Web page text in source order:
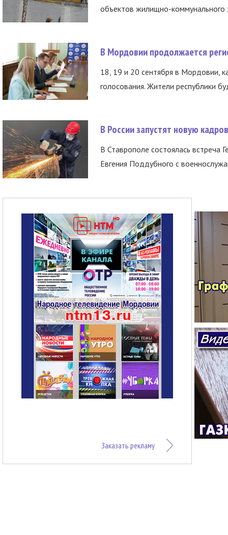
объектов жилищно-коммунального
В Мордовии продолжается
18, 19 и 20 сентября в Мордовии,
голосования. Жители республики
В России запустят новую
В Ставрополе состоялась встреча
Евгения Поддубного с
Заказать рекламу